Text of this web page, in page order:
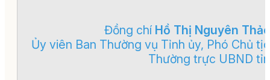
Đồng chí Hồ Thị Nguyên Thảo
Ủy viên Ban Thường vụ Tỉnh ủy, Phó Chủ
Thường trực UBND